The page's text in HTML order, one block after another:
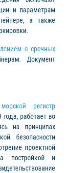
и параметрам
а также
о срочных
Документ
регистр
года, работает во
на принципах
безопасности
проектной
постройкой и